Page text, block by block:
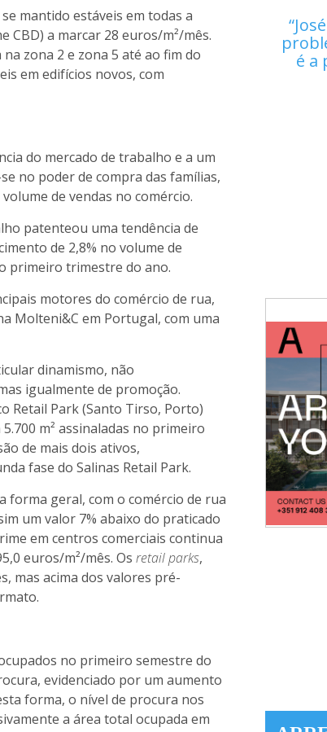
mantido estáveis em todas a
CBD) a marcar 28 euros/m²/mês.
zona 2 e zona 5 até ao fim do
em edifícios novos, com
do mercado de trabalho e a um
no poder de compra das famílias,
de vendas no comércio.
patenteou uma tendência de
de 2,8% no volume de
primeiro trimestre do ano.
motores do comércio de rua,
Molteni&C em Portugal, com uma
dinamismo, não
igualmente de promoção.
Retail Park (Santo Tirso, Porto)
m² assinaladas no primeiro
de mais dois ativos,
fase do Salinas Retail Park.
forma geral, com o comércio de rua
um valor 7% abaixo do praticado
em centros comerciais continua
euros/m²/mês. Osretail parks,
mas acima dos valores pré-
no primeiro semestre do
evidenciado por um aumento
forma, o nível de procura nos
a área total ocupada em
é a